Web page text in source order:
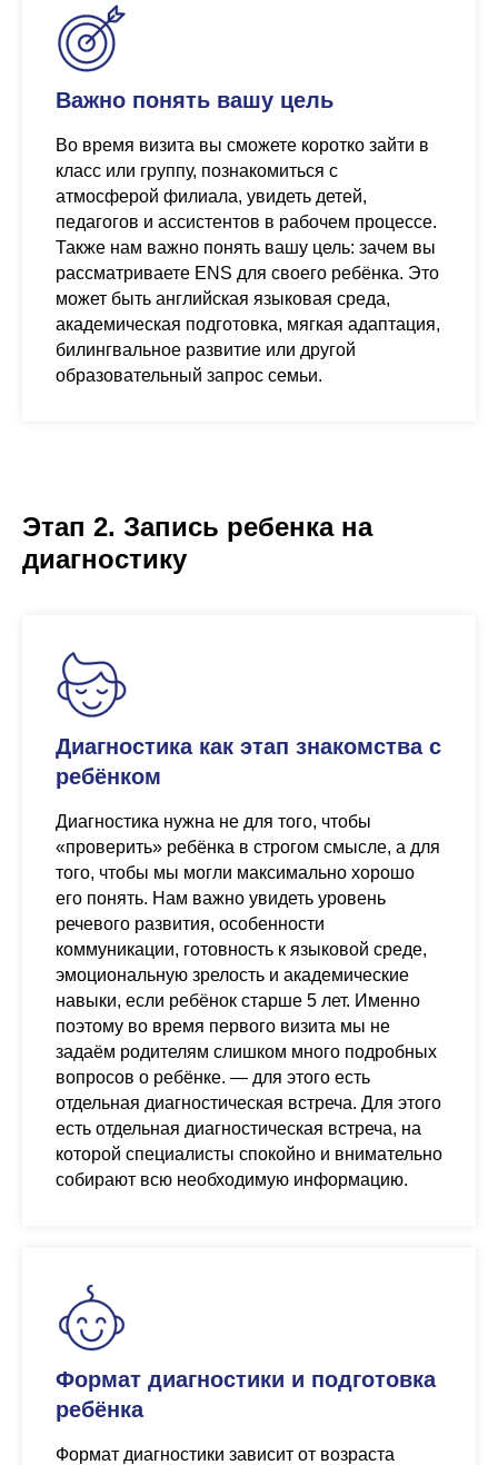
Важно понять вашу цель
Во время визита вы сможете коротко зайти в
класс или группу, познакомиться с
атмосферой филиала, увидеть детей,
педагогов и ассистентов в рабочем процессе.
Также нам важно понять вашу цель: зачем вы
рассматриваете ENS для своего ребёнка. Это
может быть английская языковая среда,
академическая подготовка, мягкая адаптация,
билингвальное развитие или другой
образовательный запрос семьи.
Этап 2. Запись ребенка на
диагностику
Диагностика как этап знакомства с
ребёнком
Диагностика нужна не для того, чтобы
«проверить» ребёнка в строгом смысле, а для
того, чтобы мы могли максимально хорошо
его понять. Нам важно увидеть уровень
речевого развития, особенности
коммуникации, готовность к языковой среде,
эмоциональную зрелость и академические
навыки, если ребёнок старше 5 лет. Именно
поэтому во время первого визита мы не
задаём родителям слишком много подробных
вопросов о ребёнке. — для этого есть
отдельная диагностическая встреча. Для этого
есть отдельная диагностическая встреча, на
которой специалисты спокойно и внимательно
собирают всю необходимую информацию.
Формат диагностики и подготовка
ребёнка
Формат диагностики зависит от возраста